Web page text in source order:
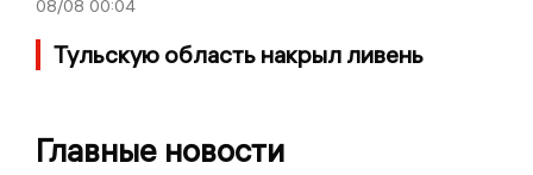
08/08 00:04
Тульскую область накрыл ливень
Главные новости